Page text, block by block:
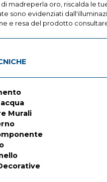
madreperla oro, riscalda le
sono evidenziati
e resa del prodotto
Murali